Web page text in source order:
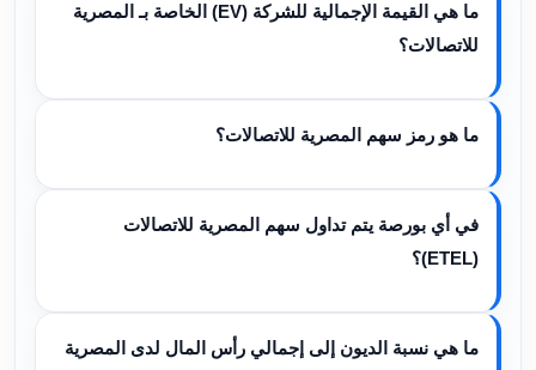
ما هي القيمة الإجمالية للشركة (EV) الخاصة بـ المصرية
للاتصالات؟
ما هو رمز سهم المصرية للاتصالات؟
في أي بورصة يتم تداول سهم المصرية للاتصالات
(ETEL)؟
ما هي نسبة الديون إلى إجمالي رأس المال لدى المصرية